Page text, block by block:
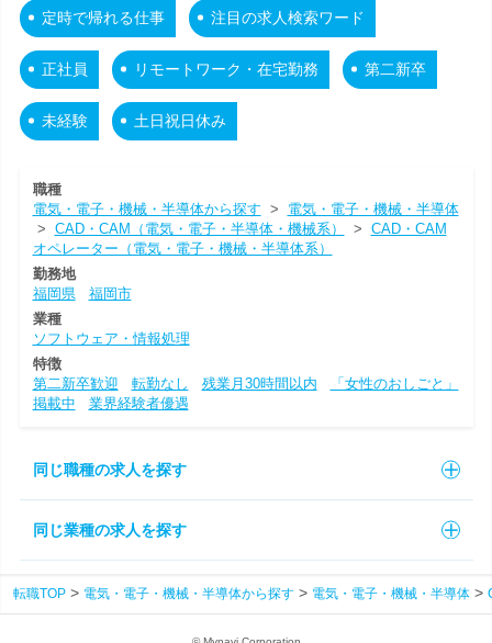
定時で帰れる仕事 注目の求人検索ワード
正社員 リモートワーク・在宅勤務 第二新卒
未経験 土日祝日休み
職種
電気・電子・機械・半導体から探す > 電気・電子・機械・半導体
> CAD・CAM（電気・電子・半導体・機械系） > CAD・CAM
オペレーター（電気・電子・機械・半導体系）
勤務地
福岡県
福岡市
業種
ソフトウェア・情報処理
特徴
第二新卒歓迎
転勤なし 残業月30時間以内
「女性のおしごと」
掲載中
業界経験者優遇
同じ職種の求人を探す
同じ業種の求人を探す
転職TOP 電気・電子・機械・半導体から探す 電気・電子・機械・半導体